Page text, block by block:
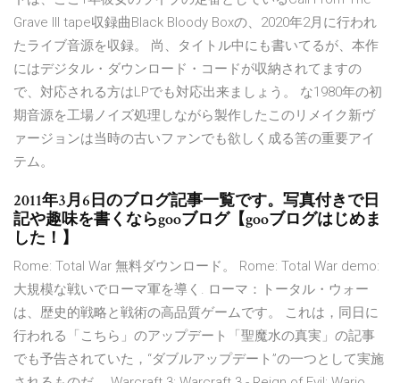
Grave III tape収録曲Black Bloody Boxの、2020年2月に行われ
たライブ音源を収録。 尚、タイトル中にも書いてるが、本作
にはデジタル・ダウンロード・コードが収納されてますの
で、対応される方はLPでも対応出来ましょう。 な1980年の初
期音源を工場ノイズ処理しながら製作したこのリメイク新ヴ
ァージョンは当時の古いファンでも欲しく成る筈の重要アイ
テム。
2011年3月6日のブログ記事一覧です。写真付きで日
記や趣味を書くならgooブログ【gooブログはじめま
した！】
Rome: Total War 無料ダウンロード。 Rome: Total War demo:
大規模な戦いでローマ軍を導く. ローマ：トータル・ウォー
は、歴史的戦略と戦術の高品質ゲームです。 これは，同日に
行われる「こちら」のアップデート「聖魔水の真実」の記事
でも予告されていた，“ダブルアップデート”の一つとして実施